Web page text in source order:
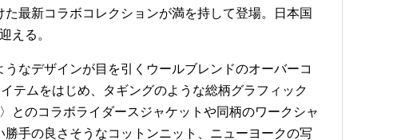
最新コラボコレクションが満を持して登場。日本国
える。
なデザインが目を引くウールブレンドのオーバーコ
テムをはじめ、タギングのような総柄グラフィック
とのコラボライダースジャケットや同柄のワークシャ
手の良さそうなコットンニット、ニューヨークの写